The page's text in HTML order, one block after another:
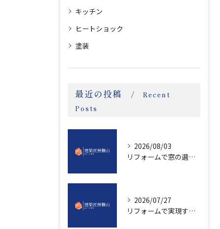
キッチン
ヒートショック
塗装
最近の投稿
Recent
Posts
2026/08/03
リフォームで窓の選び方に迷ったら岐阜県羽島市加茂郡白川町の気候と補助金活用の最適解を徹底解説
2026/07/27
リフォームで実現するグリーンルームのある快適な暮らし方とサステナブルな住空間づくり